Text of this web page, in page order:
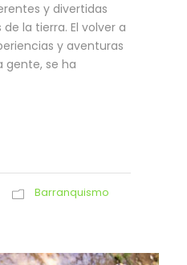
y divertidas
la tierra. El volver a
y aventuras
gente, se ha
Barranquismo